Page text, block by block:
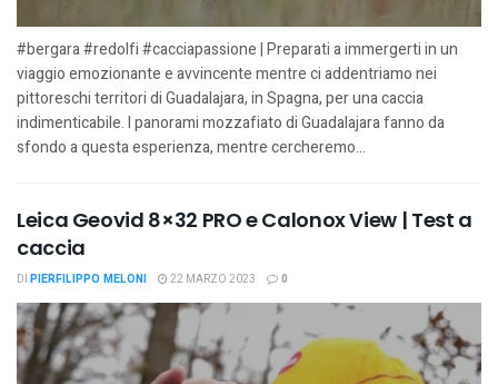
#bergara #redolfi #cacciapassione | Preparati a immergerti in un
viaggio emozionante e avvincente mentre ci addentriamo nei
pittoreschi territori di Guadalajara, in Spagna, per una caccia
indimenticabile. I panorami mozzafiato di Guadalajara fanno da
sfondo a questa esperienza, mentre cercheremo...
Leica Geovid 8×32 PRO e Calonox View | Test a
caccia
DI PIERFILIPPO MELONI 22 MARZO 2023 0